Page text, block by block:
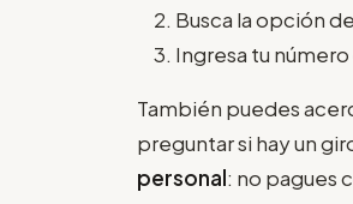
Busca la opción
Ingresa tu
También puedes
preguntar si hay un
personal: no pagues